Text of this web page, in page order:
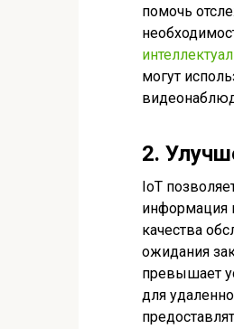
помочь
могут
2.
IoT
информация
качества
ожидания
превышает
для